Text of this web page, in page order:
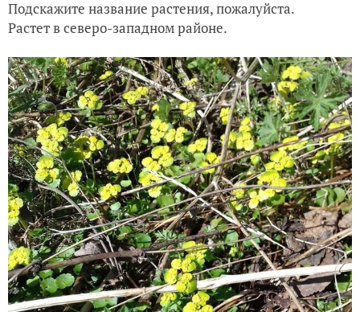
Подскажите название растения, пожалуйста.
Растет в северо-западном районе.